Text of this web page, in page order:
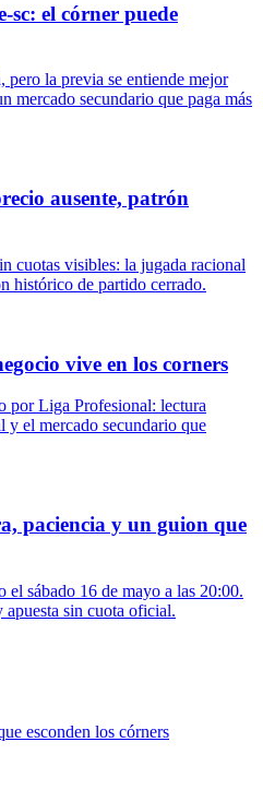
sc: el córner puede
la previa se entiende mejor
mercado secundario que paga más
ausente, patrón
cuotas visibles: la jugada racional
histórico de partido cerrado.
vive en los corners
por Liga Profesional: lectura
y el mercado secundario que
paciencia y un guion que
sábado 16 de mayo a las 20:00.
sin cuota oficial.
esconden los córners